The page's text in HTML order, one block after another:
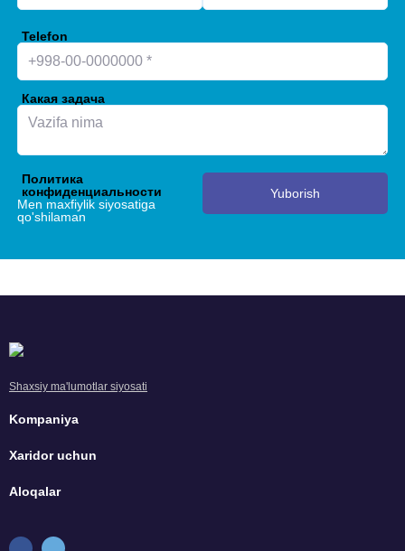
Telefon
Какая задача
Политика
конфиденциальности
Men maxfiylik siyosatiga
qo'shilaman
Yuborish
Shaxsiy ma'lumotlar siyosati
Kompaniya
Xaridor uchun
Aloqalar